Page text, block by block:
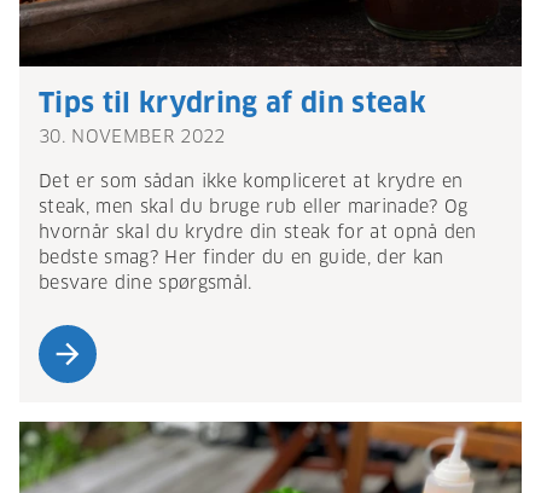
Tips til krydring af din steak
30. NOVEMBER 2022
Det er som sådan ikke kompliceret at krydre en
steak, men skal du bruge rub eller marinade? Og
hvornår skal du krydre din steak for at opnå den
bedste smag? Her finder du en guide, der kan
besvare dine spørgsmål.
arrow_forward